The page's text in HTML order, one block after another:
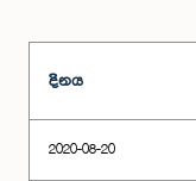
දිනය
2020-08-20